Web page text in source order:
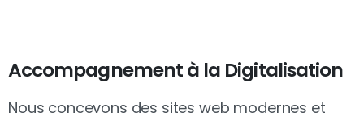
Accompagnement à la Digitalisation
Nous concevons des sites web modernes et